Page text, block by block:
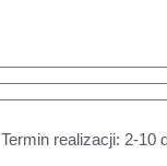
Termin realizacji: 2-10